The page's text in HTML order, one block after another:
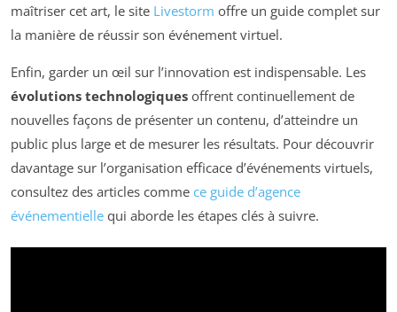
maîtriser cet art, le site Livestorm offre un guide complet sur
la manière de réussir son événement virtuel.
Enfin, garder un œil sur l’innovation est indispensable. Les
évolutions technologiques offrent continuellement de
nouvelles façons de présenter un contenu, d’atteindre un
public plus large et de mesurer les résultats. Pour découvrir
davantage sur l’organisation efficace d’événements virtuels,
consultez des articles comme ce guide d’agence
événementielle qui aborde les étapes clés à suivre.